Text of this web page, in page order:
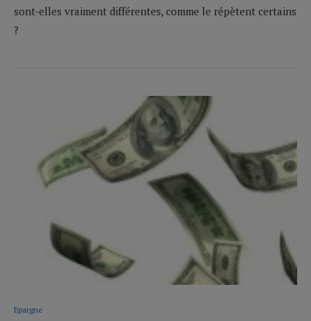
sont-elles vraiment différentes, comme le répètent certains
?
Epargne